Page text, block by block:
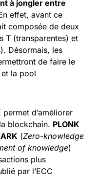
à jongler entre
effet, avant ce
composée de deux
T (transparentes) et
Désormais, les
de faire le
la pool
d’améliorer
blockchain. PLONK
(Zero-knowledge
of knowledge)
plus
par l’ECC